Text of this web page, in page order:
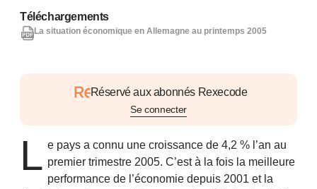
Réservé aux abonnés Rexecode
Se connecter
L e pays a connu une croissance de 4,2 % l’an au
premier trimestre 2005. C’est à la fois la meilleure
performance de l’économie depuis 2001 et la
Téléchargements
La situation économique en Allemagne au printemps 2005